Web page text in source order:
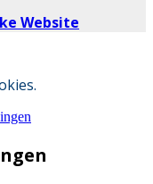
Website